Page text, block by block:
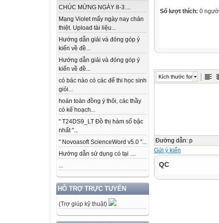
CHÚC MỪNG NGÀY 8-3....
Mạng Violet mấy ngày nay chán
thiệt. Upload tài liệu...
Hướng dẫn giải và đóng góp ý
kiến về đề...
Hướng dẫn giải và đóng góp ý
kiến về đề...
có bác nào có các để thi học sinh
giỏi...
hoàn toàn đồng ý thôi, các thầy
có kế hoạch...
" T24DS9_LT Đồ thị hàm số bậc
nhất "...
" Novoasoft ScienceWord v5.0 "...
Hướng dẫn sử dụng có tại ....
...
HỖ TRỢ TRỰC TUYẾN
(Trợ giúp kỹ thuật)
Số lượt thích: 0
Kích thước font
Đường dẫn: p
Gửi ý kiến
QC